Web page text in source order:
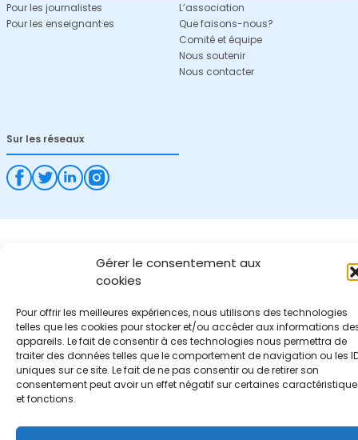
Gérer le consentement aux
cookies
Pour offrir les meilleures expériences, nous utilisons des technologies
telles que les cookies pour stocker et/ou accéder aux informations
appareils. Le fait de consentir à ces technologies nous permettra de
traiter des données telles que le comportement de navigation ou les
uniques sur ce site. Le fait de ne pas consentir ou de retirer son
consentement peut avoir un effet négatif sur certaines
et fonctions.
Pour les journalistes
Pour les enseignant·es
L’association
Que faisons-nous?
Comité et équipe
Nous soutenir
Nous contacter
Sur les réseaux